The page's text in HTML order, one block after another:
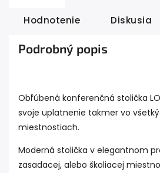
Hodnotenie Diskusia
Podrobný popis
Obľúbená konferenčná stolička
svoje uplatnenie takmer vo
miestnostiach.
Moderná stolička v elegantnom
zasadacej, alebo školiacej